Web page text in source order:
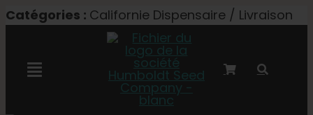
Skip
Catégories : Californie Dispensaire / Livraison
Toggle